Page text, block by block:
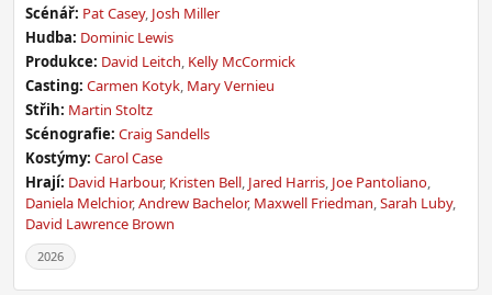
Scénář: Pat Casey, Josh Miller
Hudba: Dominic Lewis
Produkce: David Leitch, Kelly McCormick
Casting: Carmen Kotyk, Mary Vernieu
Střih: Martin Stoltz
Scénografie: Craig Sandells
Kostýmy: Carol Case
Hrají: David Harbour, Kristen Bell, Jared Harris, Joe Pantoliano,
Daniela Melchior,Andrew Bachelor, Maxwell Friedman,Sarah Luby,
David Lawrence Brown
2026